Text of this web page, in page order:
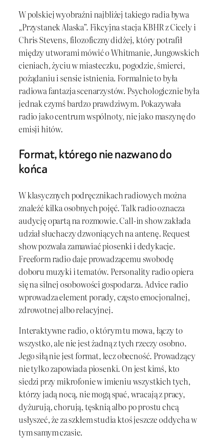
W polskiej wyobraźni najbliżej takiego radia bywa
„Przystanek Alaska”. Fikcyjna stacja KBHR z Cicely i
Chris Stevens, filozoficzny didżej, który potrafił
między utworami mówić o Whitmanie, Jungowskich
cieniach, życiu w miasteczku, pogodzie, śmierci,
pożądaniu i sensie istnienia. Formalnie to była
radiowa fantazja scenarzystów. Psychologicznie była
jednak czymś bardzo prawdziwym. Pokazywała
radio jako centrum wspólnoty, nie jako maszynę do
emisji hitów.
Format, którego nie nazwano do
końca
W klasycznych podręcznikach radiowych można
znaleźć kilka osobnych pojęć. Talk radio oznacza
audycję opartą na rozmowie. Call-in show zakłada
udział słuchaczy dzwoniących na antenę. Request
show pozwala zamawiać piosenki i dedykacje.
Freeform radio daje prowadzącemu swobodę
doboru muzyki i tematów. Personality radio opiera
się na silnej osobowości gospodarza. Advice radio
wprowadza element porady, często emocjonalnej,
zdrowotnej albo relacyjnej.
Interaktywne radio, o którym tu mowa, łączy to
wszystko, ale nie jest żadną z tych rzeczy osobno.
Jego siłą nie jest format, lecz obecność. Prowadzący
nie tylko zapowiada piosenki. On jest kimś, kto
siedzi przy mikrofonie w imieniu wszystkich tych,
którzy jadą nocą, nie mogą spać, wracają z pracy,
dyżurują, chorują, tęsknią albo po prostu chcą
usłyszeć, że za szkłem studia ktoś jeszcze oddycha w
tym samym czasie.